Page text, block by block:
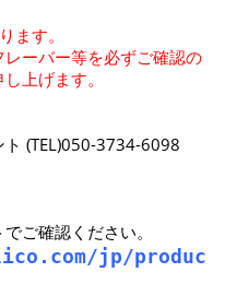
ます。
ーバー等を必ずご確認の
上げます。
(TEL)050-3734-6098
ご確認ください。
jp/produc